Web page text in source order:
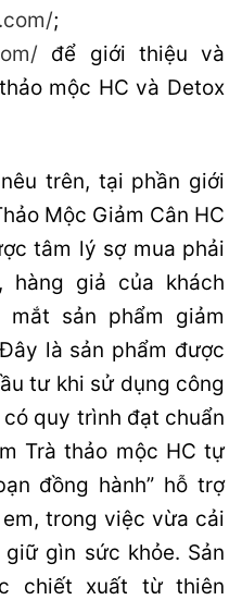
;
để giới thiệu và
mộc HC và Detox
trên, tại phần giới
Mộc Giảm Cân HC
tâm lý sợ mua phải
hàng giả của khách
sản phẩm giảm
là sản phẩm được
tư khi sử dụng công
quy trình đạt chuẩn
Trà thảo mộc HC tự
đồng hành” hỗ trợ
trong việc vừa cải
gìn sức khỏe. Sản
chiết xuất từ thiên